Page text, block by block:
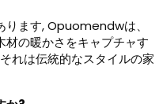
ります, Opuomendwは、
材の暖かさをキャプチャす
れは伝統的なスタイルの家